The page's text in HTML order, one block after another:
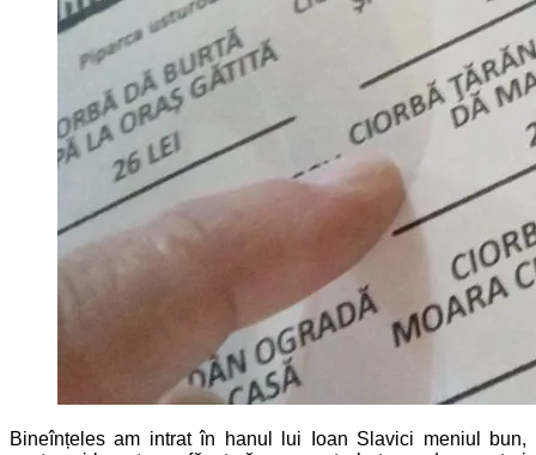
Bineînțeles am intrat în hanul lui Ioan Slavici meniul bun,